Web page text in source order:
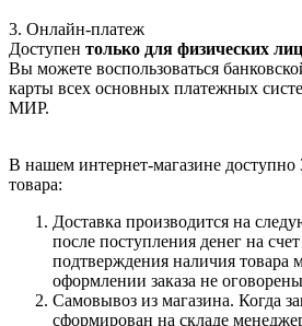
3. Онлайн-платеж
Доступен только для физических лиц
Вы можете воспользоваться
карты всех основных платежных
МИР.
В нашем интернет-магазине доступно
товара:
Доставка производится на
после поступления денег на
подтверждения наличия товара
оформлении заказа не
Самовывоз из магазина. Когда
сформирован на складе